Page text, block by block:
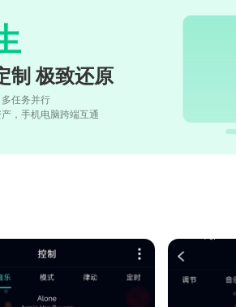
制 极致还原
任务并行
，手机电脑跨端互通